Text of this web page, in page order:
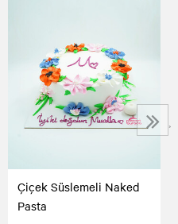
Çiçek Süslemeli Naked
Pasta
›